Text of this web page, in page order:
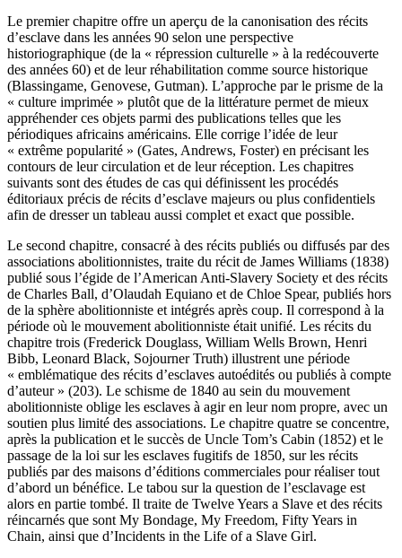
Le premier chapitre offre un aperçu de la canonisation des récits
d’esclave dans les années 90 selon une perspective
historiographique (de la « répression culturelle » à la redécouverte
des années 60) et de leur réhabilitation comme source historique
(Blassingame, Genovese, Gutman). L’approche par le prisme de la
« culture imprimée » plutôt que de la littérature permet de mieux
appréhender ces objets parmi des publications telles que les
périodiques africains américains. Elle corrige l’idée de leur
« extrême popularité » (Gates, Andrews, Foster) en précisant les
contours de leur circulation et de leur réception. Les chapitres
suivants sont des études de cas qui définissent les procédés
éditoriaux précis de récits d’esclave majeurs ou plus confidentiels
afin de dresser un tableau aussi complet et exact que possible.
Le second chapitre, consacré à des récits publiés ou diffusés par des
associations abolitionnistes, traite du récit de James Williams (1838)
publié sous l’égide de l’American Anti-Slavery Society et des récits
de Charles Ball, d’Olaudah Equiano et de Chloe Spear, publiés hors
de la sphère abolitionniste et intégrés après coup. Il correspond à la
période où le mouvement abolitionniste était unifié. Les récits du
chapitre trois (Frederick Douglass, William Wells Brown, Henri
Bibb, Leonard Black, Sojourner Truth) illustrent une période
« emblématique des récits d’esclaves autoédités ou publiés à compte
d’auteur » (203). Le schisme de 1840 au sein du mouvement
abolitionniste oblige les esclaves à agir en leur nom propre, avec un
soutien plus limité des associations. Le chapitre quatre se concentre,
après la publication et le succès de Uncle Tom’s Cabin (1852) et le
passage de la loi sur les esclaves fugitifs de 1850, sur les récits
publiés par des maisons d’éditions commerciales pour réaliser tout
d’abord un bénéfice. Le tabou sur la question de l’esclavage est
alors en partie tombé. Il traite de Twelve Years a Slave et des récits
réincarnés que sont My Bondage, My Freedom, Fifty Years in
Chain, ainsi que d’Incidents in the Life of a Slave Girl.